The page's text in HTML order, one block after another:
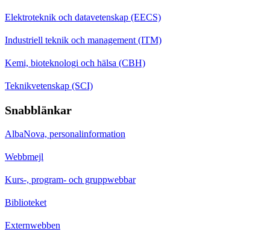
Elektroteknik och datavetenskap (EECS)
Industriell teknik och management (ITM)
Kemi, bioteknologi och hälsa (CBH)
Teknikvetenskap (SCI)
Snabblänkar
AlbaNova, personalinformation
Webbmejl
Kurs-, program- och gruppwebbar
Biblioteket
Externwebben